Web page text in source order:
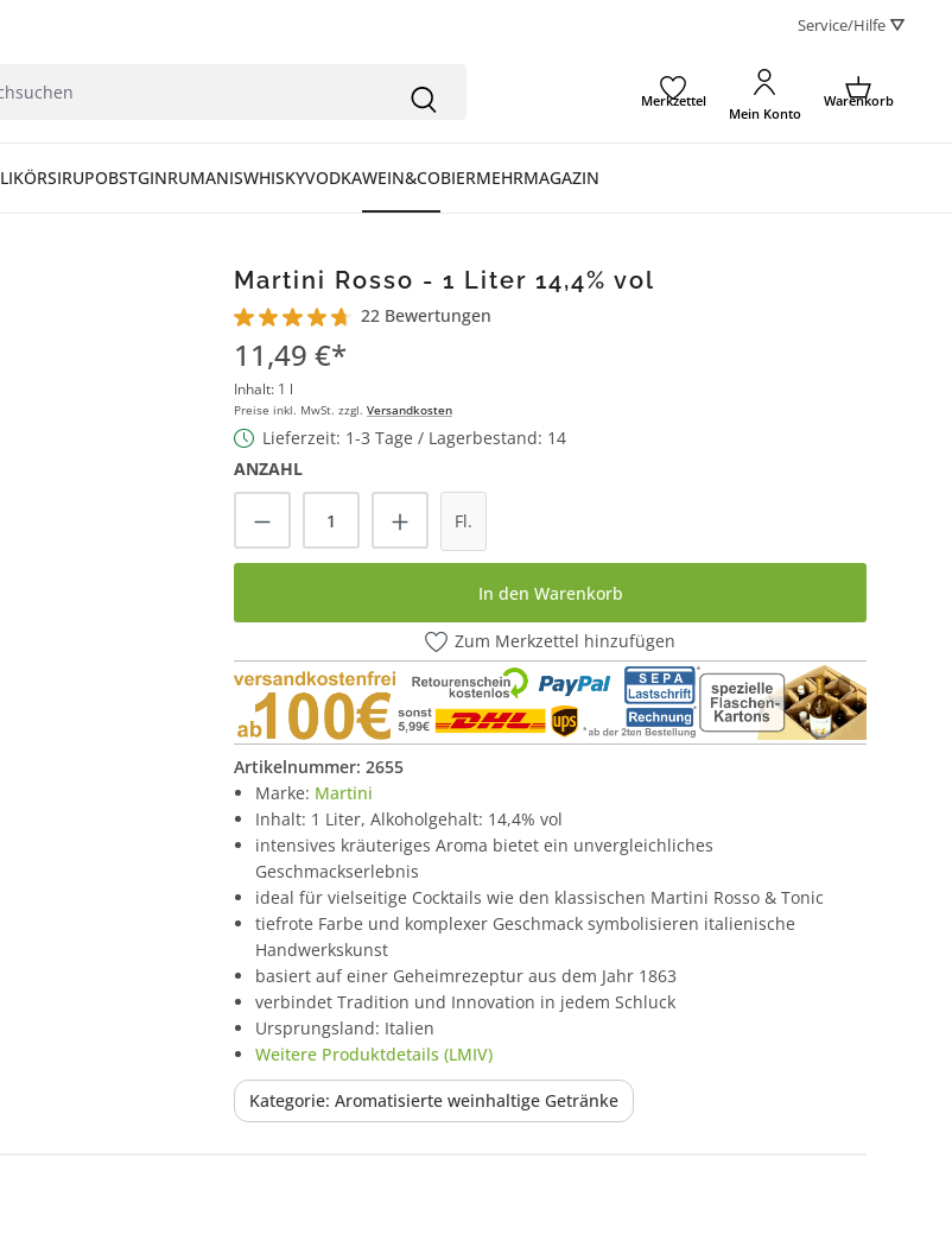
Service/Hilfe ⛛
Merkzettel
Mein Konto
Warenkorb
LIKÖRSIRUPOBSTGINRUMANISWHISKYVODKAWEIN&COBIERMEHRMAGAZIN
Martini Rosso - 1 Liter 14,4% vol
Durchschnittliche Bewertung von 4.8 von 5 Sternen
22 Bewertungen
11,49 €*
Inhalt: 1 l
Preise inkl. MwSt. zzgl. Versandkosten
Lieferzeit: 1-3 Tage / Lagerbestand: 14
ANZAHL
Produkt Anzahl: Gib den gewünschten Wert ein
Fl.
In den Warenkorb
Zum Merkzettel hinzufügen
Artikelnummer: 2655
Marke: Martini
Inhalt: 1 Liter, Alkoholgehalt: 14,4% vol
intensives kräuteriges Aroma bietet ein unvergleichliches
Geschmackserlebnis
ideal für vielseitige Cocktails wie den klassischen Martini Rosso & Tonic
tiefrote Farbe und komplexer Geschmack symbolisieren italienische
Handwerkskunst
basiert auf einer Geheimrezeptur aus dem Jahr 1863
verbindet Tradition und Innovation in jedem Schluck
Ursprungsland: Italien
Weitere Produktdetails (LMIV)
Kategorie: Aromatisierte weinhaltige Getränke